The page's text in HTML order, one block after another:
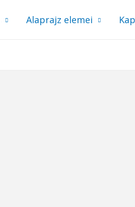
Alaprajz elemei